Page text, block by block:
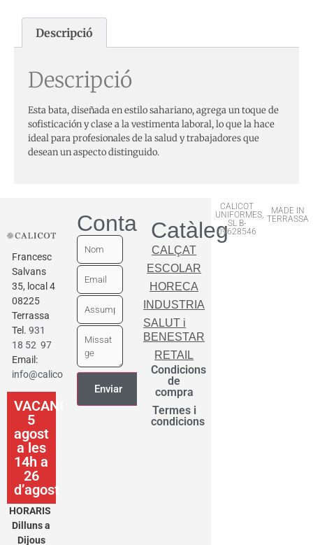
Descripció
Descripció
Esta bata, diseñada en estilo sahariano, agrega un toque de
sofisticación y clase a la vestimenta laboral, lo que la hace
ideal para profesionales de la salud y trabajadores que
desean un aspecto distinguido.
Francesc
Salvans
35, local 4
08225
Terrassa
Tel. 931
18 52 97
Email:
info@calicot.cat
VACANCES
5
agost
a les
14h a
26
d’agost
HORARIS
Dilluns a
Dijous
ContactarCatàleg
CALÇAT
ESCOLAR
HORECA
INDUSTRIA
SALUT i
BENESTAR
RETAIL
Condicions
de
compra
Termes i
condicions
CALICOT
UNIFORMES,
SL B-
09628546
MADE IN
TERRASSA